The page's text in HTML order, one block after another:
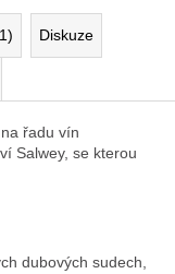
Diskuze
řadu vín
Salwey, se kterou
dubových sudech,